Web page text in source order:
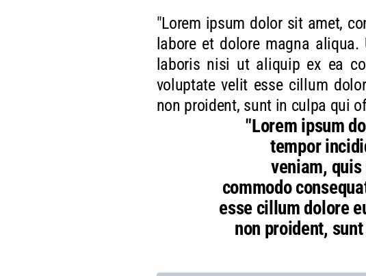
"Lorem ipsum dolor sit amet,
labore et dolore magna
laboris nisi ut aliquip ex ea
voluptate velit esse cillum
non proident, sunt in culpa qui
"Lorem ipsum
tempor
veniam,
commodo
esse cillum dolore
non proident,